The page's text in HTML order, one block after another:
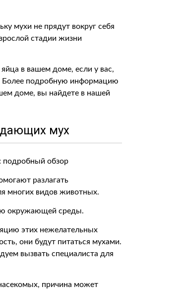
мухи не прядут вокруг себя
стадии жизни
в вашем доме, если у вас,
Более подробную информацию
доме, вы найдете в нашей
мух
разлагать
многих видов животных.
окружающей среды.
этих нежелательных
они будут питаться мухами.
вызвать специалиста для
причина может